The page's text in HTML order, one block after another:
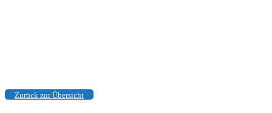
Zurück zur Übersicht